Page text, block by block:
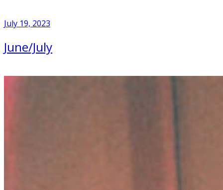
July 19, 2023
June/July